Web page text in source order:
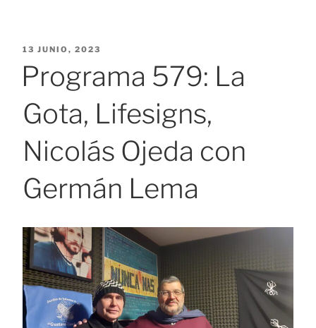
PUBLICADO
13 JUNIO, 2023
Programa 579: La
Gota, Lifesigns,
Nicolás Ojeda con
Germán Lema